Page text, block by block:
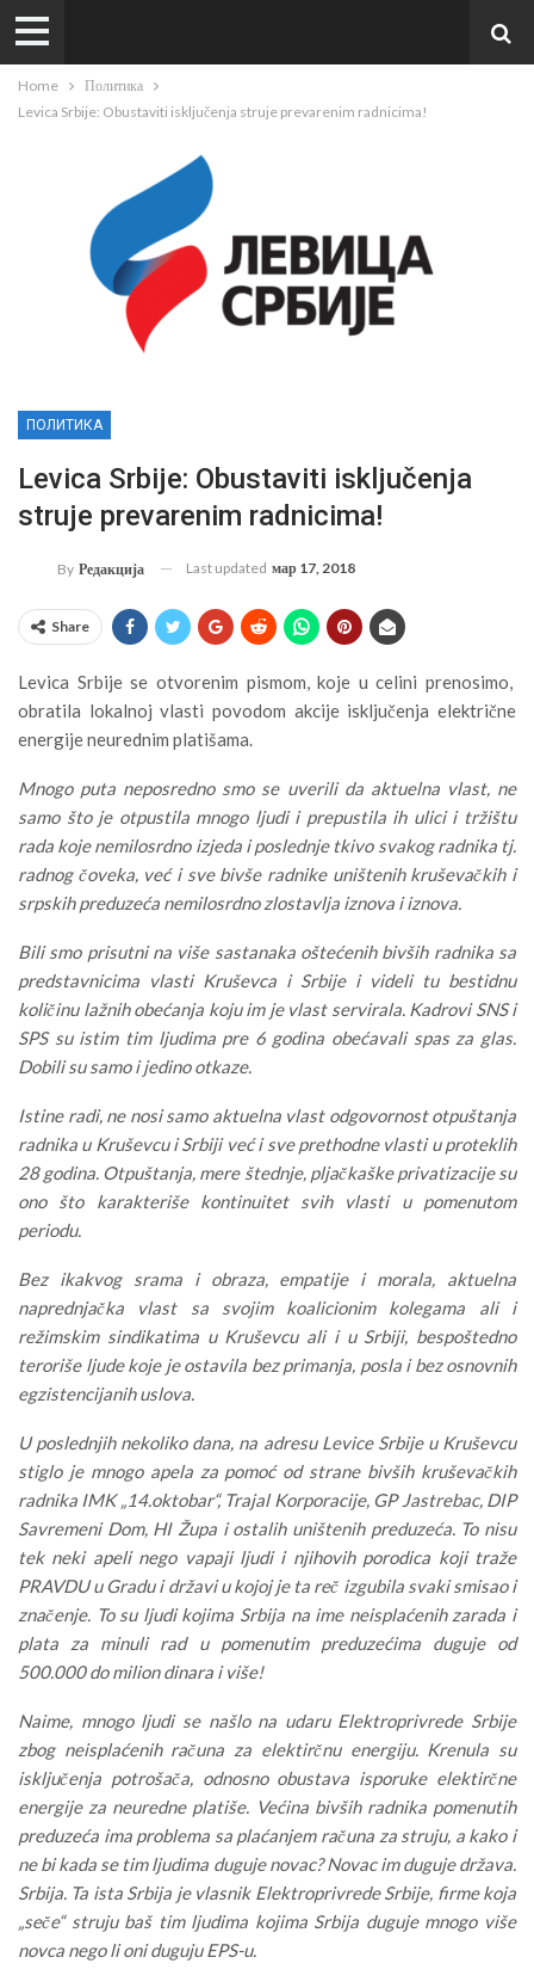
Home
Политика
Levica Srbije: Obustaviti isključenja struje prevarenim radnicima!
ПОЛИТИКА
Levica Srbije: Obustaviti isključenja
struje prevarenim radnicima!
By Редакција Last updated мар 17, 2018
Share
Levica Srbije se otvorenim pismom, koje u celini prenosimo,
obratila lokalnoj vlasti povodom akcije isključenja električne
energije neurednim platišama.
Mnogo puta neposredno smo se uverili da aktuelna vlast, ne
samo što je otpustila mnogo ljudi i prepustila ih ulici i tržištu
rada koje nemilosrdno izjeda i poslednje tkivo svakog radnika tj.
radnog čoveka, već i sve bivše radnike uništenih kruševačkih i
srpskih preduzeća nemilosrdno zlostavlja iznova i iznova.
Bili smo prisutni na više sastanaka oštećenih bivših radnika sa
predstavnicima vlasti Kruševca i Srbije i videli tu bestidnu
količinu lažnih obećanja koju im je vlast servirala. Kadrovi SNS i
SPS su istim tim ljudima pre 6 godina obećavali spas za glas.
Dobili su samo i jedino otkaze.
Istine radi, ne nosi samo aktuelna vlast odgovornost otpuštanja
radnika u Kruševcu i Srbiji već i sve prethodne vlasti u proteklih
28 godina. Otpuštanja, mere štednje, pljačkaške privatizacije su
ono što karakteriše kontinuitet svih vlasti u pomenutom
periodu.
Bez ikakvog srama i obraza, empatije i morala, aktuelna
naprednjačka vlast sa svojim koalicionim kolegama ali i
režimskim sindikatima u Kruševcu ali i u Srbiji, bespoštedno
teroriše ljude koje je ostavila bez primanja, posla i bez osnovnih
egzistencijanih uslova.
U poslednjih nekoliko dana, na adresu Levice Srbije u Kruševcu
stiglo je mnogo apela za pomoć od strane bivših kruševačkih
radnika IMK „14.oktobar“, Trajal Korporacije, GP Jastrebac, DIP
Savremeni Dom, HI Župa i ostalih uništenih preduzeća. To nisu
tek neki apeli nego vapaji ljudi i njihovih porodica koji traže
PRAVDU u Gradu i državi u kojoj je ta reč izgubila svaki smisao i
značenje. To su ljudi kojima Srbija na ime neisplaćenih zarada i
plata za minuli rad u pomenutim preduzećima duguje od
500.000 do milion dinara i više!
Naime, mnogo ljudi se našlo na udaru Elektroprivrede Srbije
zbog neisplaćenih računa za elektirčnu energiju. Krenula su
isključenja potrošača, odnosno obustava isporuke elektirčne
energije za neuredne platiše. Većina bivših radnika pomenutih
preduzeća ima problema sa plaćanjem računa za struju, a kako i
ne bi kada se tim ljudima duguje novac? Novac im duguje država.
Srbija. Ta ista Srbija je vlasnik Elektroprivrede Srbije, firme koja
„seče“ struju baš tim ljudima kojima Srbija duguje mnogo više
novca nego li oni duguju EPS-u.